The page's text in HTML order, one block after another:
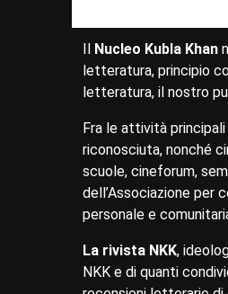
Il Nucleo Kubla Khan
letteratura, principio
letteratura, il nostro
Fra le attività principali
riconosciuta, nonché
scuole, cineforum,
dell’Associazione per
personale e
La rivista NKK,
NKK e di quanti